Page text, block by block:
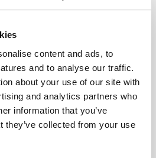
content and ads, to
and to analyse our traffic.
about your use of our site with
and analytics partners who
information that you’ve
they’ve collected from your use
påUnizon.se
till dig som är utsatt för våld
med att stödja våldsutsatta
information till dig som
orolig för en medmänniska.Vi
information som riktar